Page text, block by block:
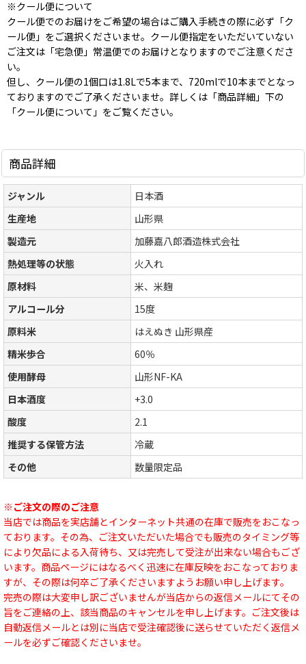
※クール便について
クール便でのお届けをご希望の場合はご購入手続きの際に必ず「ク
ール便」をご選択くださいませ。クール便指定をいただいていない
ご注文は「宅急便」常温便でのお届けとなりますのでご注意くださ
い。
但し、クール便の1個口は1.8Lで5本まで、720mlで10本までとなっ
ておりますのでご了承くださいませ。詳しくは「商品詳細」下の
「クール便について」をご覧ください。
商品詳細
ジャンル
日本酒
生産地
山形県
製造元
加藤嘉八郎酒造株式会社
熱処理等の状態
火入れ
原材料
米、米麹
アルコール分
15度
原料米
はえぬき 山形県産
精米歩合
60％
使用酵母
山形NF-KA
日本酒度
+3.0
酸度
2.1
推奨する保管方法
冷蔵
その他
数量限定品
※ご注文の際のご注意
当店では商品を実店舗とインターネット共通の在庫で販売をおこなっ
ております。その為、ご注文いただいた場合でも販売のタイミング等
により欠品による入荷待ち、又は完売して受注が出来ない場合もござ
います。商品ページにはなるべく迅速に在庫反映をおこなっておりま
すが、その際は何卒ご了承くださいますようお願い申し上げます。
完売の際は大変申し訳ございませんが当店からの返信メールにてその
旨をご連絡の上、該当商品のキャンセルを申し上げます。ご注文後は
自動返信メールとは別に当店で受注確認後に送らせていただく返信メ
ールを必ずご確認くださいませ。